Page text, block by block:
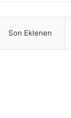
Son Eklenen